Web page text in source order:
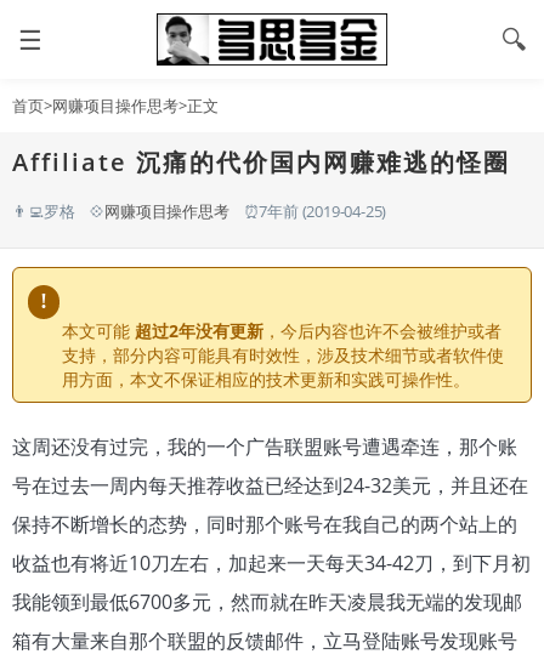
☰ 🔍
首页>网赚项目操作思考>正文
Affiliate 沉痛的代价国内网赚难逃的怪圈
👨‍💻罗格 💠网赚项目操作思考 ⏰7年前 (2019-04-25)
!
本文可能 超过2年没有更新 ，今后内容也许不会被维护或者
支持，部分内容可能具有时效性，涉及技术细节或者软件使
用方面，本文不保证相应的技术更新和实践可操作性。
这周还没有过完，我的一个广告联盟账号遭遇牵连，那个账
号在过去一周内每天推荐收益已经达到24-32美元，并且还在
保持不断增长的态势，同时那个账号在我自己的两个站上的
收益也有将近10刀左右，加起来一天每天34-42刀，到下月初
我能领到最低6700多元，然而就在昨天凌晨我无端的发现邮
箱有大量来自那个联盟的反馈邮件，立马登陆账号发现账号